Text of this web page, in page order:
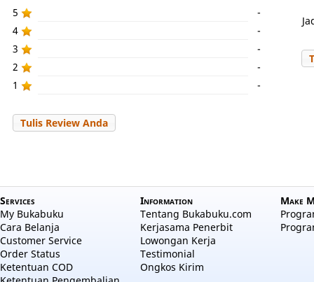
5
-
4
-
3
-
2
-
1
-
Tulis Review Anda
Services
My Bukabuku
Cara Belanja
Customer Service
Order Status
Ketentuan COD
Information
Tentang Bukabuku.com
Kerjasama Penerbit
Lowongan Kerja
Testimonial
Ongkos Kirim
Make